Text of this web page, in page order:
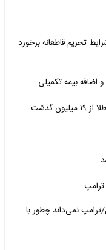
تحریم قاطعانه برخورد
بیمه تکمیلی
ترامپ نمی‌داند چطور با